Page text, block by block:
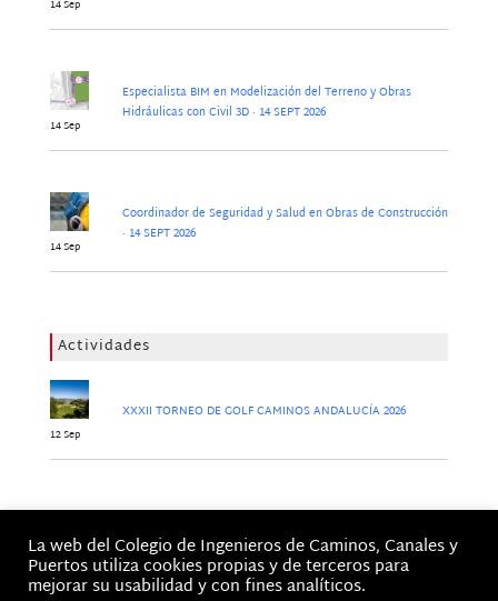
14 Sep
14 Sep
Especialista BIM en Modelización del Terreno y Obras
Hidráulicas con Civil 3D · 14 SEPT 2026
14 Sep
Coordinador de Seguridad y Salud en Obras de Construcción
· 14 SEPT 2026
Actividades
12 Sep
XXXII TORNEO DE GOLF CAMINOS ANDALUCÍA 2026
Jornadas
No hay Jornadas
La web del Colegio de Ingenieros de Caminos, Canales y
Puertos utiliza cookies propias y de terceros para
mejorar su usabilidad y con fines analíticos.